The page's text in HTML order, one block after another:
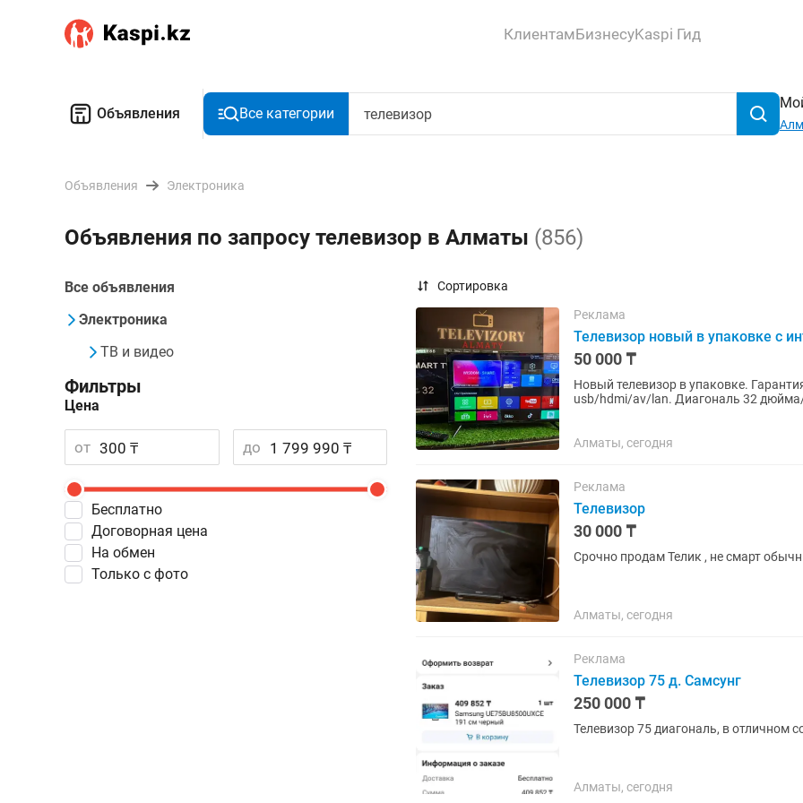
КлиентамБизнесуKaspi Гид
Объявления Все категории
Объявления Электроника
Объявления по запросу телевизор в Алматы (856)
Все объявления
Электроника
ТВ и видео
Фильтры
Цена
от до
Бесплатно
Договорная цена
На обмен
Только с фото
Сортировка
Реклама
Телевизор новый в упаковке с
50 000 ₸
Новый телевизор в упаковке.
usb/hdmi/av/lan. Диагональ 32 дюйма/
Алматы, сегодня
Реклама
Телевизор
30 000 ₸
Срочно продам Телик , не смарт
Алматы, сегодня
Реклама
Телевизор 75 д. Самсунг
250 000 ₸
Телевизор 75 диагональ, в отличном
Алматы, сегодня